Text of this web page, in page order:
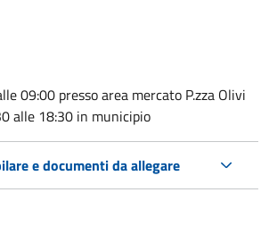
09:00 presso area mercato P.zza Olivi
alle 18:30 in municipio
e documenti da allegare